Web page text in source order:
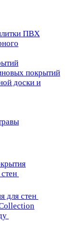
ПВХ
покрытий
доски и
для стен